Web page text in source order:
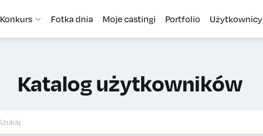
Konkurs Fotka dnia Moje castingi Portfolio Użytkownicy
Katalog użytkowników